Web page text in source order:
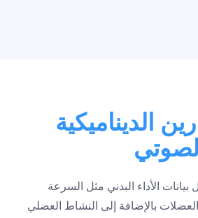
الديناميكية
بيانات الأداء البدني مثل السرعة
بالإضافة إلى النشاط العضلي